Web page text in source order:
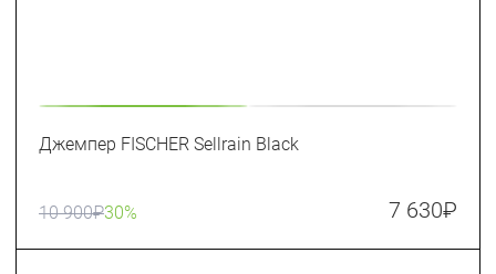
Джемпер FISCHER Sellrain Black
10 900₽30% 7 630₽